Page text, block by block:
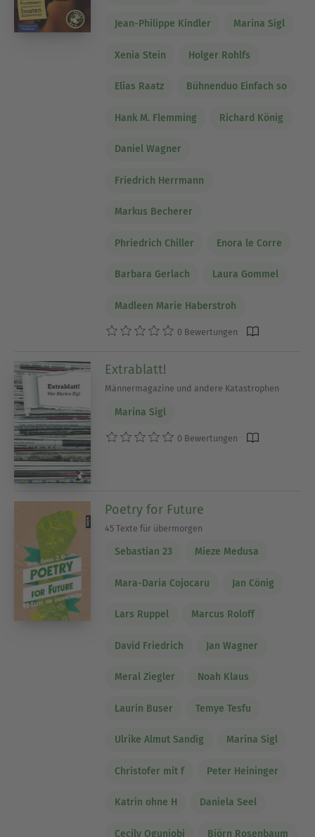
Jean-Philippe Kindler Marina Sigl
Xenia Stein Holger Rohlfs
Elias Raatz Bühnenduo Einfach so
Hank M. Flemming Richard König
Daniel Wagner
Friedrich Herrmann
Markus Becherer
Phriedrich Chiller Enora le Corre
Barbara Gerlach Laura Gommel
Madleen Marie Haberstroh
0 Bewertungen
Extrablatt!
Männermagazine und andere Katastrophen
Marina Sigl
0 Bewertungen
Poetry for Future
45 Texte für übermorgen
Sebastian 23 Mieze Medusa
Mara-Daria Cojocaru Jan Cönig
Lars Ruppel Marcus Roloff
David Friedrich Jan Wagner
Meral Ziegler Noah Klaus
Laurin Buser Temye Tesfu
Ulrike Almut Sandig Marina Sigl
Christofer mit f Peter Heininger
Katrin ohne H Daniela Seel
Cecily Ogunjobi Björn Rosenbaum